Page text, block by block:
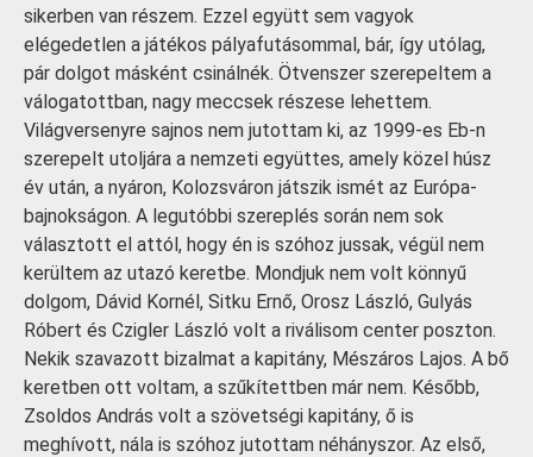
sikerben van részem. Ezzel együtt sem vagyok
elégedetlen a játékos pályafutásommal, bár, így utólag,
pár dolgot másként csinálnék. Ötvenszer szerepeltem a
válogatottban, nagy meccsek részese lehettem.
Világversenyre sajnos nem jutottam ki, az 1999-es Eb-n
szerepelt utoljára a nemzeti együttes, amely közel húsz
év után, a nyáron, Kolozsváron játszik ismét az Európa-
bajnokságon. A legutóbbi szereplés során nem sok
választott el attól, hogy én is szóhoz jussak, végül nem
kerültem az utazó keretbe. Mondjuk nem volt könnyű
dolgom, Dávid Kornél, Sitku Ernő, Orosz László, Gulyás
Róbert és Czigler László volt a riválisom center poszton.
Nekik szavazott bizalmat a kapitány, Mészáros Lajos. A bő
keretben ott voltam, a szűkítettben már nem. Később,
Zsoldos András volt a szövetségi kapitány, ő is
meghívott, nála is szóhoz jutottam néhányszor. Az első,